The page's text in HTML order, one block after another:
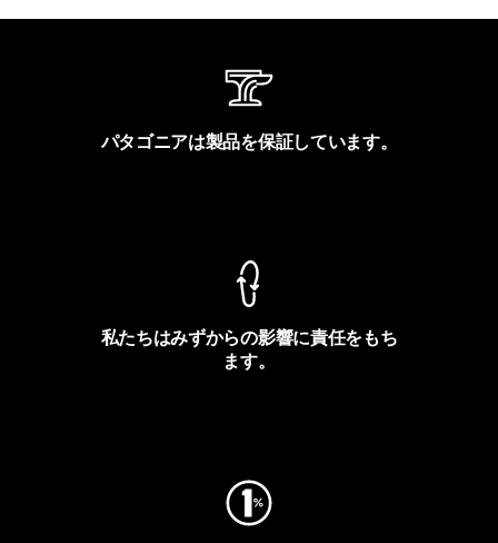
パタゴニアは製品を保証しています。
私たちはみずからの影響に責任をもち
ます。